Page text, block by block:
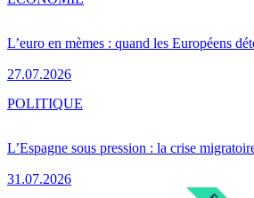
L’euro en mèmes : quand les Européens
27.07.2026
L’Espagne sous pression : la crise
31.07.2026
POLITIQUE